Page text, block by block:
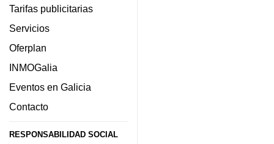
Tarifas publicitarias
Servicios
Oferplan
INMOGalia
Eventos en Galicia
Contacto
RESPONSABILIDAD SOCIAL